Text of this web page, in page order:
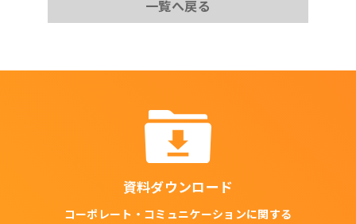
一覧へ戻る
資料ダウンロード
コーポレート・コミュニケーションに関する